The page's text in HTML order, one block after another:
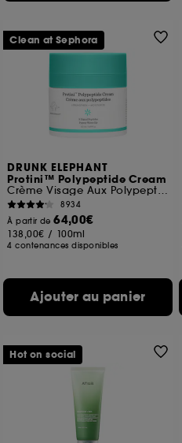
DRUNK ELEPHANT
Protini™ Polypeptide Cream
Crème Visage Aux Polypeptides
8934
À partir de64,00€
138,00€ / 100ml
4 contenances disponibles
Ajouter au panier
Clean at Sephora
Hot on social